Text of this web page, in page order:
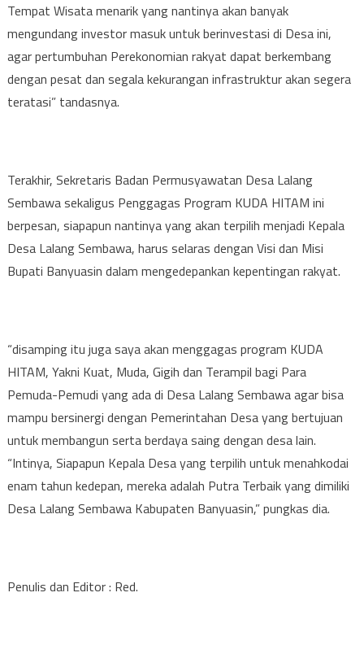
Tempat Wisata menarik yang nantinya akan banyak
mengundang investor masuk untuk berinvestasi di Desa ini,
agar pertumbuhan Perekonomian rakyat dapat berkembang
dengan pesat dan segala kekurangan infrastruktur akan segera
teratasi” tandasnya.
Terakhir, Sekretaris Badan Permusyawatan Desa Lalang
Sembawa sekaligus Penggagas Program KUDA HITAM ini
berpesan, siapapun nantinya yang akan terpilih menjadi Kepala
Desa Lalang Sembawa, harus selaras dengan Visi dan Misi
Bupati Banyuasin dalam mengedepankan kepentingan rakyat.
“disamping itu juga saya akan menggagas program KUDA
HITAM, Yakni Kuat, Muda, Gigih dan Terampil bagi Para
Pemuda-Pemudi yang ada di Desa Lalang Sembawa agar bisa
mampu bersinergi dengan Pemerintahan Desa yang bertujuan
untuk membangun serta berdaya saing dengan desa lain.
“Intinya, Siapapun Kepala Desa yang terpilih untuk menahkodai
enam tahun kedepan, mereka adalah Putra Terbaik yang dimiliki
Desa Lalang Sembawa Kabupaten Banyuasin,” pungkas dia.
Penulis dan Editor : Red.